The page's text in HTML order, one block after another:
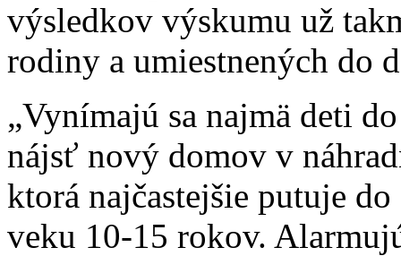
výsledkov výskumu už
rodiny a umiestnených do
„Vynímajú sa najmä deti
nájsť nový domov v
ktorá najčastejšie putuje
veku 10-15 rokov.